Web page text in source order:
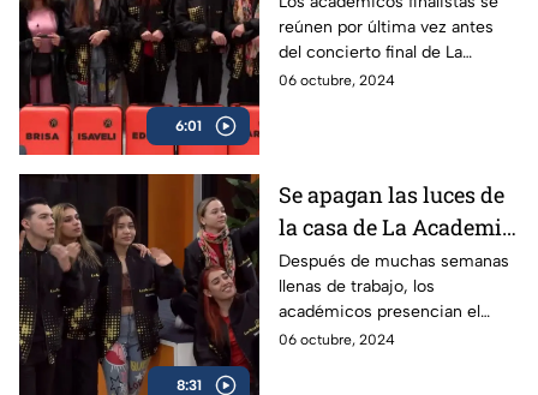
6:01
reúnen por última vez antes
del concierto final de La
Academia 2024, y con sus
06 octubre, 2024
8:31
Se apagan las luces de
la casa de La Academia
2024
Después de muchas semanas
llenas de trabajo, los
académicos presencian el
apagado de luces de lo que por
06 octubre, 2024